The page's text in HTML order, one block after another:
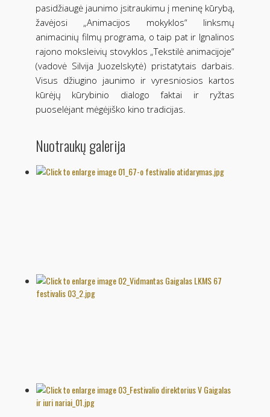
pasidžiaugė jaunimo įsitraukimu į meninę kūrybą,
žavėjosi „Animacijos mokyklos“ linksmų
animacinių filmų programa, o taip pat ir Ignalinos
rajono moksleivių stovyklos „Tekstilė animacijoje“
(vadovė Silvija Juozelskytė) pristatytais darbais.
Visus džiugino jaunimo ir vyresniosios kartos
kūrėjų kūrybinio dialogo faktai ir ryžtas
puoselėjant mėgėjiško kino tradicijas.
Nuotraukų galerija